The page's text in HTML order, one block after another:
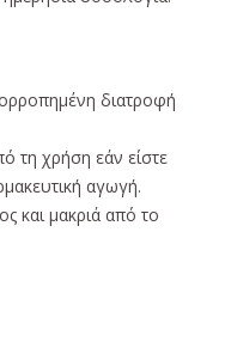
διατροφή
τη χρήση εάν είστε
αγωγή.
και μακριά από το